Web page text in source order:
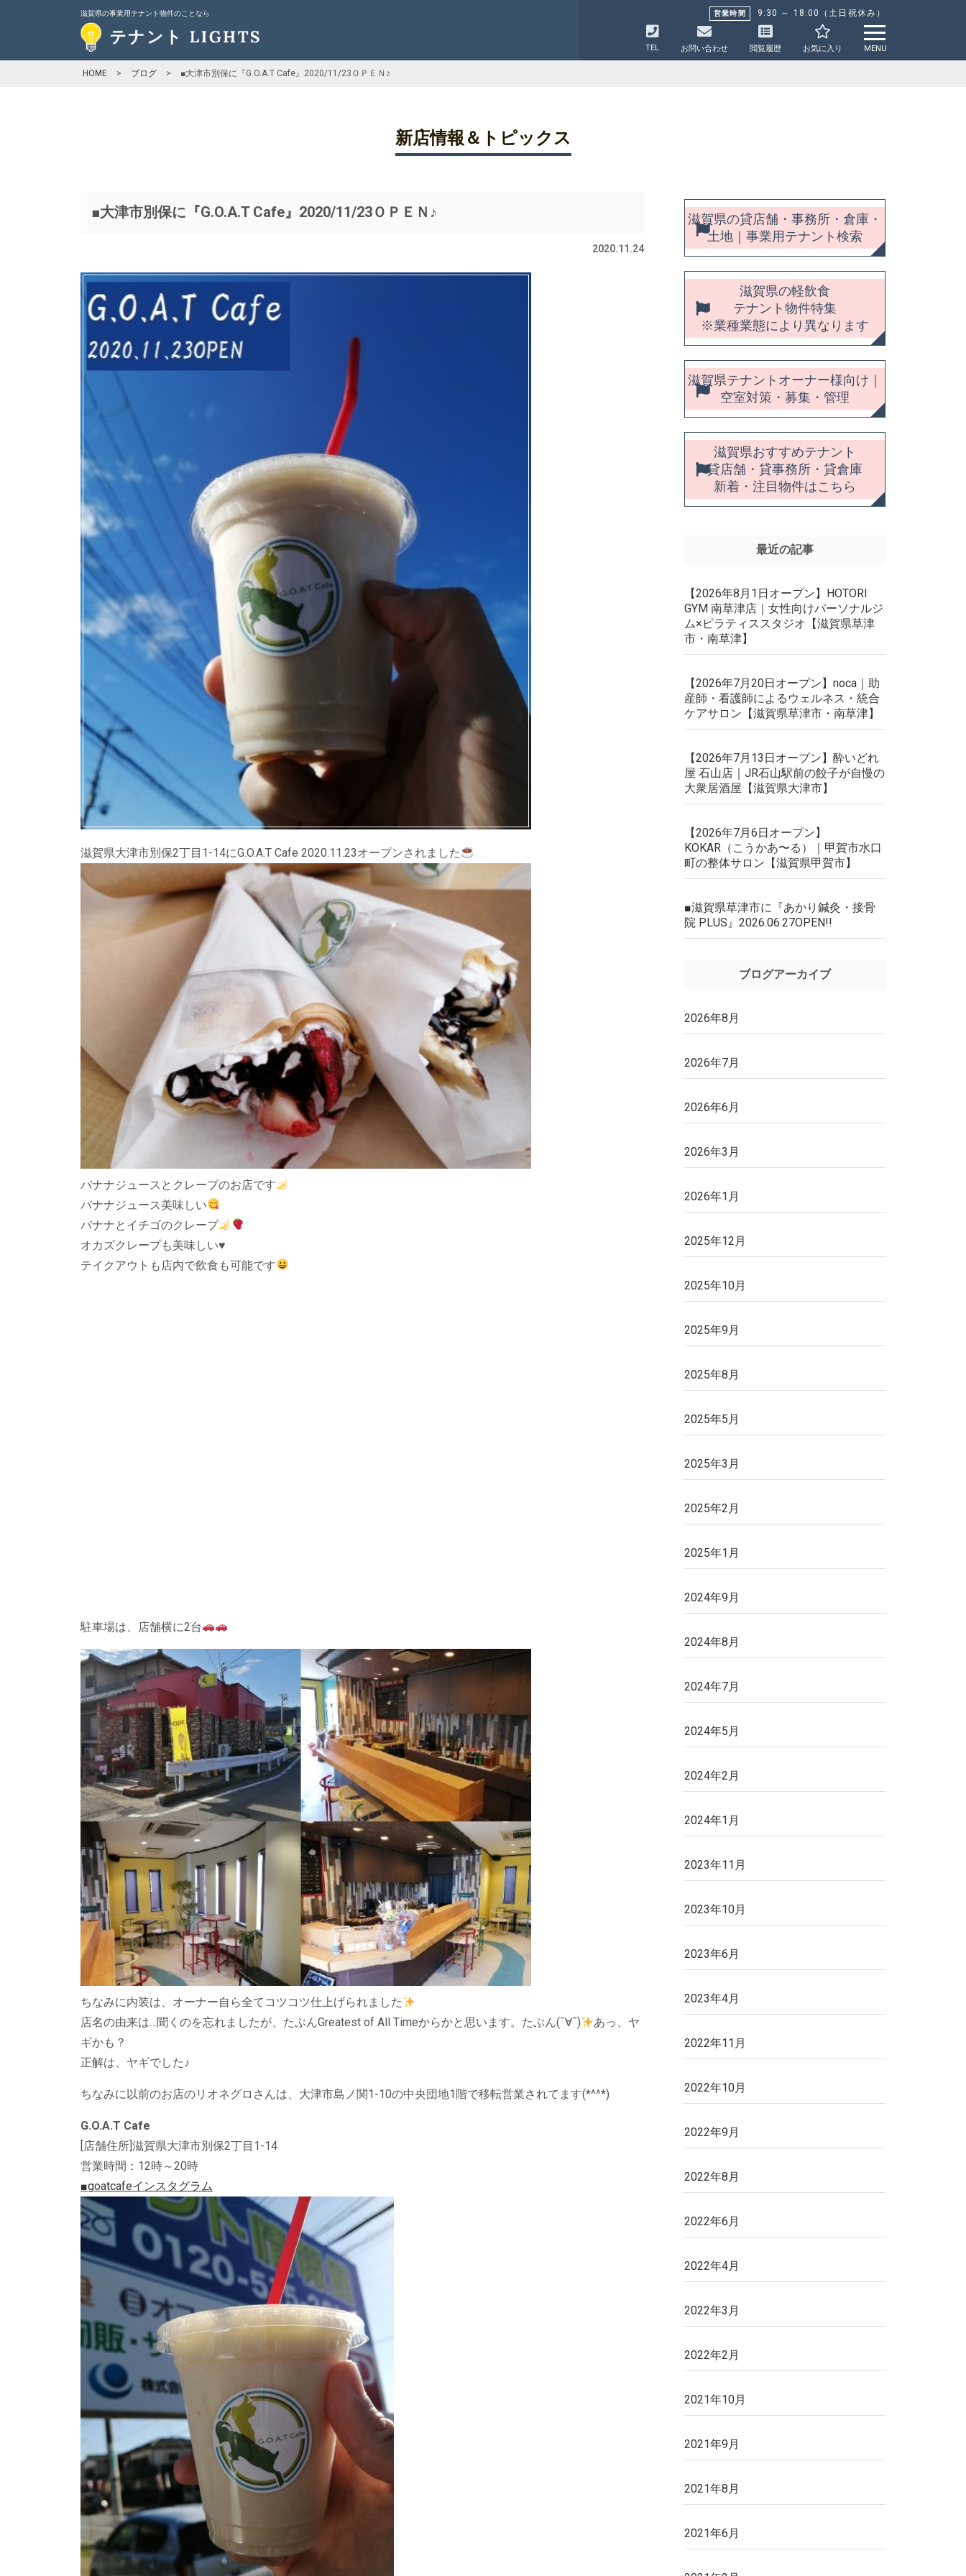
滋賀県の事業用テナント物件のことなら 営業時間 9:30 ～ 18:00（土日祝休み）
TEL お問い合わせ 閲覧履歴 お気に入り MENU
HOME > ブログ > ■大津市別保に『G.O.A.T Cafe』2020/11/23ＯＰＥＮ♪
新店情報＆トピックス
■大津市別保に『G.O.A.T Cafe』2020/11/23ＯＰＥＮ♪
2020.11.24
滋賀県大津市別保2丁目1-14にG.O.A.T Cafe 2020.11.23オープンされました
バナナジュースとクレープのお店です
バナナジュース美味しい
バナナとイチゴのクレープ
オカズクレープも美味しい♥
テイクアウトも店内で飲食も可能です
駐車場は、店舗横に2台
ちなみに内装は、オーナー自ら全てコツコツ仕上げられました
店名の由来は…聞くのを忘れましたが、たぶんGreatest of All Timeからかと思います。たぶん(¯∀¯)
あっ、ヤ
ギかも？
正解は、ヤギでした♪
ちなみに以前のお店のリオネグロさんは、大津市島ノ関1-10の中央団地1階で移転営業されてます(*^^*)
G.O.A.T Cafe
[店舗住所]滋賀県大津市別保2丁目1-14
営業時間：12時～20時
■goatcafeインスタグラム
滋賀県の貸店舗・事務所・倉庫・
土地｜事業用テナント検索
滋賀県の軽飲食
テナント物件特集
※業種業態により異なります
滋賀県テナントオーナー様向け｜
空室対策・募集・管理
滋賀県おすすめテナント
貸店舗・貸事務所・貸倉庫
新着・注目物件はこちら
最近の記事
【2026年8月1日オープン】HOTORI
GYM 南草津店｜女性向けパーソナルジ
ム×ピラティススタジオ【滋賀県草津
市・南草津】
【2026年7月20日オープン】noca｜助
産師・看護師によるウェルネス・統合
ケアサロン【滋賀県草津市・南草津】
【2026年7月13日オープン】酔いどれ
屋 石山店｜JR石山駅前の餃子が自慢の
大衆居酒屋【滋賀県大津市】
【2026年7月6日オープン】
KOKAR（こうかあ〜る）｜甲賀市水口
町の整体サロン【滋賀県甲賀市】
■滋賀県草津市に『あかり鍼灸・接骨
院 PLUS』2026.06.27OPEN!!
ブログアーカイブ
2026年8月
2026年7月
2026年6月
2026年3月
2026年1月
2025年12月
2025年10月
2025年9月
2025年8月
2025年5月
2025年3月
2025年2月
2025年1月
2024年9月
2024年8月
2024年7月
2024年5月
2024年2月
2024年1月
2023年11月
2023年10月
2023年6月
2023年4月
2022年11月
2022年10月
2022年9月
2022年8月
2022年6月
2022年4月
2022年3月
2022年2月
2021年10月
2021年9月
2021年8月
2021年6月